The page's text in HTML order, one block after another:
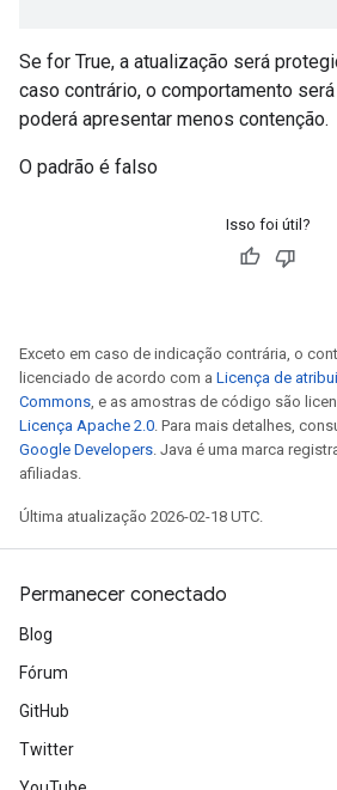
Se for True, a atualização será
caso contrário, o comportamento
poderá apresentar menos contenção.
O padrão é falso
Isso foi útil?
Exceto em caso de indicação contrária, o
licenciado de acordo com a Licença de
Commons, e as amostras de código são
Licença Apache 2.0. Para mais detalhes,
Google Developers. Java é uma marca
afiliadas.
Última atualização 2026-02-18 UTC.
Permanecer conectado
Blog
Fórum
GitHub
Twitter